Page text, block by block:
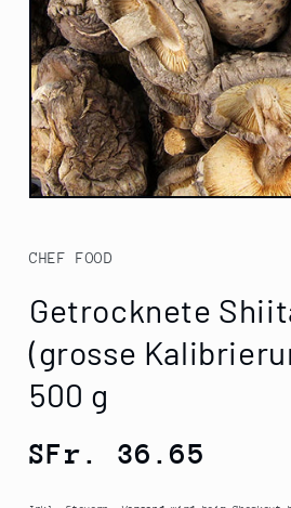
Medien
Modal
öffnen
CHEF FOOD
Getrocknete
(grosse
500 g
Normaler
SFr. 36.65